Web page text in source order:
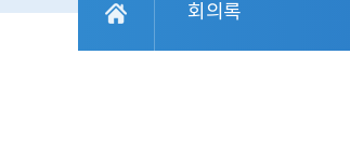
회의록